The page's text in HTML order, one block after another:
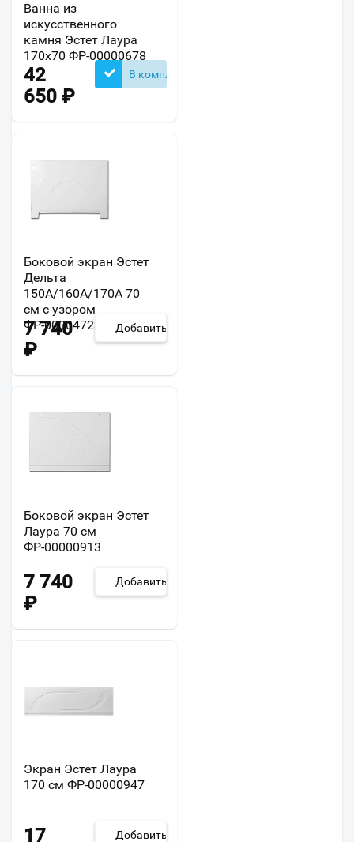
Ванна из
искусственного
камня Эстет Лаура
170x70 ФР-00000678
42
650 ₽
В комплекте
Боковой экран Эстет
Дельта
150А/160А/170А 70
см с узором
ФР-00004723
7 740
₽
Добавить
Боковой экран Эстет
Лаура 70 см
ФР-00000913
7 740
₽
Добавить
Экран Эстет Лаура
170 см ФР-00000947
17 Добавить